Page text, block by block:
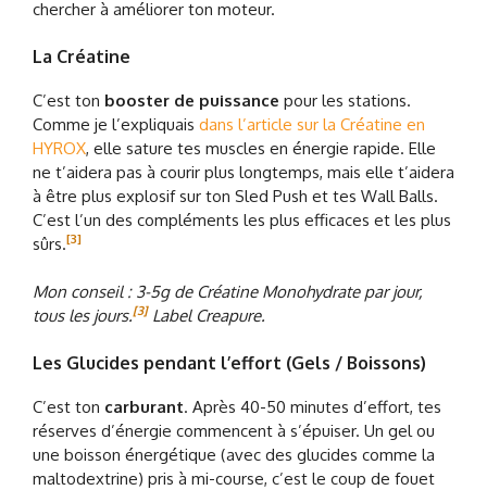
chercher à améliorer ton moteur.
La Créatine
C’est ton booster de puissance pour les stations.
Comme je l’expliquais dans l’article sur la Créatine en
HYROX, elle sature tes muscles en énergie rapide. Elle
ne t’aidera pas à courir plus longtemps, mais elle t’aidera
à être plus explosif sur ton Sled Push et tes Wall Balls.
C’est l’un des compléments les plus efficaces et les plus
sûrs.[3]
Mon conseil : 3-5g de Créatine Monohydrate par jour,
tous les jours.[3]Label Creapure.
Les Glucides pendant l’effort (Gels / Boissons)
C’est ton carburant. Après 40-50 minutes d’effort, tes
réserves d’énergie commencent à s’épuiser. Un gel ou
une boisson énergétique (avec des glucides comme la
maltodextrine) pris à mi-course, c’est le coup de fouet